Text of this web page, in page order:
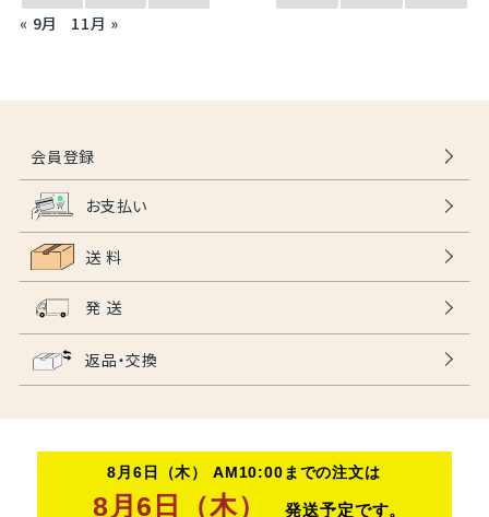
« 9月 11月 »
会員登録
お支払い
送 料
発 送
返品・交換